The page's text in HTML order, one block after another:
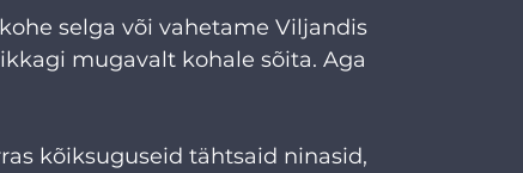
selga või vahetame Viljandis
mugavalt kohale sõita. Aga
kõiksuguseid tähtsaid ninasid,